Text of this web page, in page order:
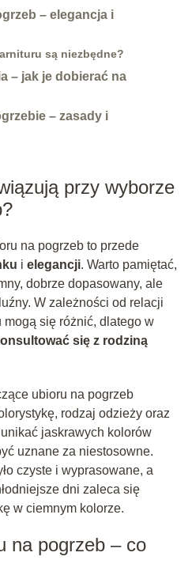
– elegancja i
są niezbędne?
– jak je dobierać na
– zasady i
przy wyborze
na pogrzeb to przede
i elegancji. Warto pamiętać,
dobrze dopasowany, ale
W zależności od relacji
mogą się różnić, dlatego w
się z rodziną
ubioru na pogrzeb
rodzaj odzieży oraz
jaskrawych kolorów
uznane za niestosowne.
czyste i wyprasowane, a
dni zaleca się
w ciemnym kolorze.
na pogrzeb – co